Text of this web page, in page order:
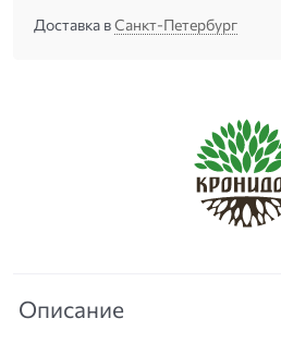
Доставка вСанкт-Петербург
Описание